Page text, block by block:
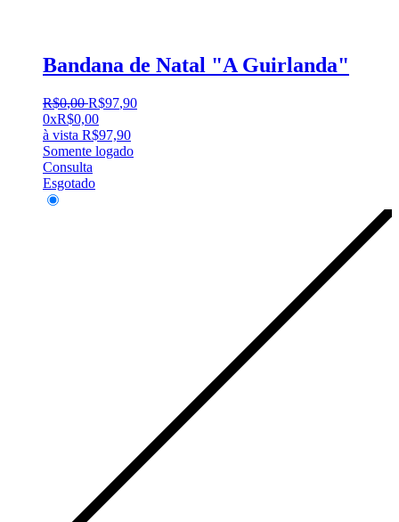
Bandana de Natal "A Guirlanda"
R$0,00 R$97,90
0xR$0,00
à vista R$97,90
Somente logado
Consulta
Esgotado